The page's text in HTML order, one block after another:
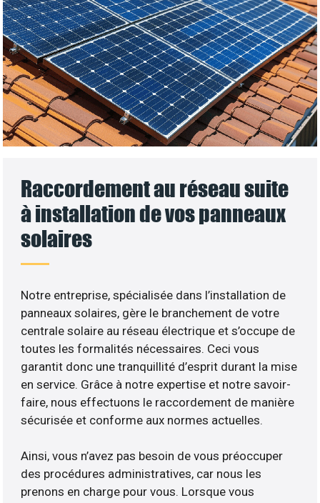
Raccordement au réseau suite
à installation de vos panneaux
solaires
Notre entreprise, spécialisée dans l’installation de
panneaux solaires, gère le branchement de votre
centrale solaire au réseau électrique et s’occupe de
toutes les formalités nécessaires. Ceci vous
garantit donc une tranquillité d’esprit durant la mise
en service. Grâce à notre expertise et notre savoir-
faire, nous effectuons le raccordement de manière
sécurisée et conforme aux normes actuelles.
Ainsi, vous n’avez pas besoin de vous préoccuper
des procédures administratives, car nous les
prenons en charge pour vous. Lorsque vous